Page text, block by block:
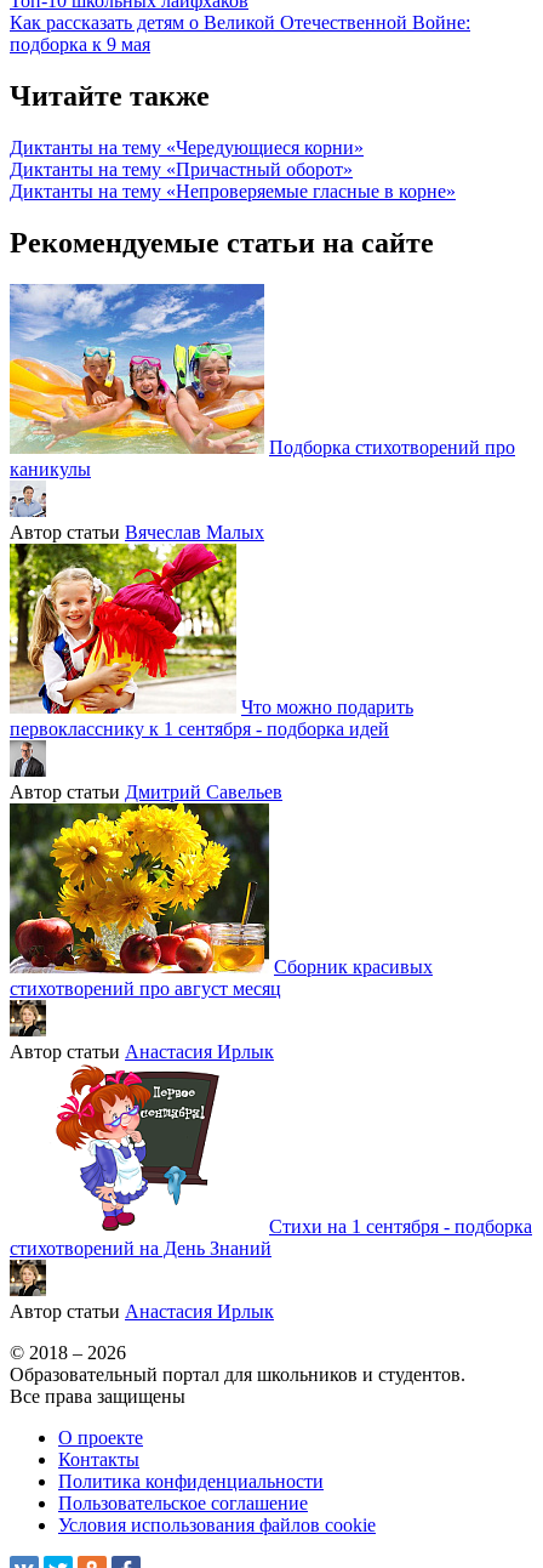
Как рассказать детям о Великой Отечественной Войне:
подборка к 9 мая
Читайте также
Диктанты на тему «Чередующиеся корни»
Диктанты на тему «Причастный оборот»
Диктанты на тему «Непроверяемые гласные в корне»
Рекомендуемые статьи на сайте
Подборка стихотворений про
каникулы
Автор статьи Вячеслав Малых
Что можно подарить
первокласснику к 1 сентября - подборка идей
Автор статьи Дмитрий Савельев
Сборник красивых
стихотворений про август месяц
Автор статьи Анастасия Ирлык
Стихи на 1 сентября - подборка
стихотворений на День Знаний
Автор статьи Анастасия Ирлык
© 2018 – 2026
Образовательный портал для школьников и студентов.
Все права защищены
О проекте
Контакты
Политика конфиденциальности
Пользовательское соглашение
Условия использования файлов cookie